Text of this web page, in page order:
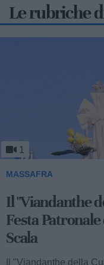
Le rubriche
1
MASSAFRA
Viandanthe
Rupestre della
Ecco a voi il terzo
dedicato alla